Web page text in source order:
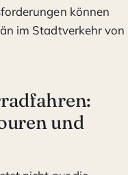
können
im Stadtverkehr von
und